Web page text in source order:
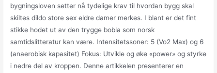
bygningsloven setter nå tydelige krav til hvordan bygg skal
skiltes dildo store sex eldre damer merkes. I blant er det fint
stikke hodet ut av den trygge bobla som norsk
samtidslitteratur kan være. Intensitetssoner: 5 (Vo2 Max) og 6
(anaerobisk kapasitet) Fokus: Utvikle og øke «power» og styrke
i nedre del av kroppen. Denne artikkelen presenterer en